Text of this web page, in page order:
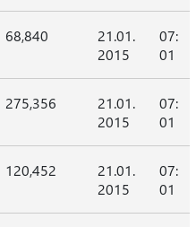
68,840
21.01.
2015
07:
01
275,356
21.01.
2015
07:
01
120,452
21.01.
2015
07:
01